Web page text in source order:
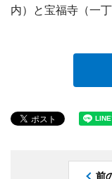
内）と宝福寺（一
前